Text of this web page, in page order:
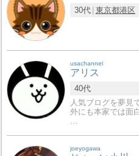
30代 東京都港区
usachannel
アリス
40代
人気ブログを夢見
外にも本家では面
…
joeyogawa